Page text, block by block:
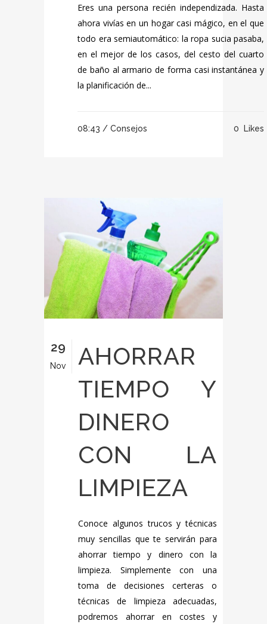
Eres una persona recién independizada. Hasta
ahora vivías en un hogar casi mágico, en el que
todo era semiautomático: la ropa sucia pasaba,
en el mejor de los casos, del cesto del cuarto
de baño al armario de forma casi instantánea y
la planificación de...
08:43 / Consejos 0 Likes
29
Nov
AHORRAR
TIEMPO Y
DINERO
CON LA
LIMPIEZA
Conoce algunos trucos y técnicas
muy sencillas que te servirán para
ahorrar tiempo y dinero con la
limpieza. Simplemente con una
toma de decisiones certeras o
técnicas de limpieza adecuadas,
podremos ahorrar en costes y